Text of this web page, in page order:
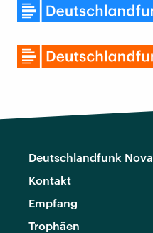
Deutschlandfunk Nova
Kontakt
Empfang
Trophäen